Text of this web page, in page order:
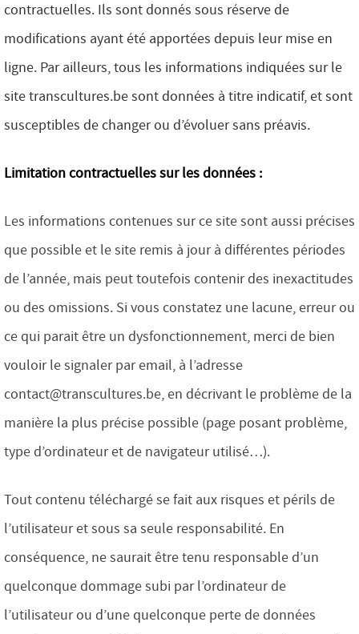
contractuelles. Ils sont donnés sous réserve de
modifications ayant été apportées depuis leur mise en
ligne. Par ailleurs, tous les informations indiquées sur le
site transcultures.besont données à titre indicatif, et sont
susceptibles de changer ou d’évoluer sans préavis.
Limitation contractuelles sur les données :
Les informations contenues sur ce site sont aussi précises
que possible et le site remis à jour à différentes périodes
de l’année, mais peut toutefois contenir des inexactitudes
ou des omissions. Si vous constatez une lacune, erreur ou
ce qui parait être un dysfonctionnement, merci de bien
vouloir le signaler par email, à l’adresse
contact@transcultures.be, en décrivant le problème de la
manière la plus précise possible (page posant problème,
type d’ordinateur et de navigateur utilisé…).
Tout contenu téléchargé se fait aux risques et périls de
l’utilisateur et sous sa seule responsabilité. En
conséquence, ne saurait être tenu responsable d’un
quelconque dommage subi par l’ordinateur de
l’utilisateur ou d’une quelconque perte de données